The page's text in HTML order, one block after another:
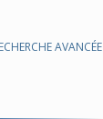
AVANCÉE